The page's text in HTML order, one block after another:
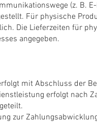
(z. B.
Für physische
Die Lieferzeiten für
angegeben.
mit Abschluss der
erfolgt nach
zur